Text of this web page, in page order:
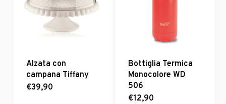
Alzata con
campana Tiffany
€39,90
Bottiglia Termica
Monocolore WD
506
€12,90